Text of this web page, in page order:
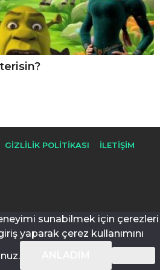
GIZLILIK POLITIKASI İLETIŞIM
sunabilmek için çerezleri
yaparak çerez kullanımını